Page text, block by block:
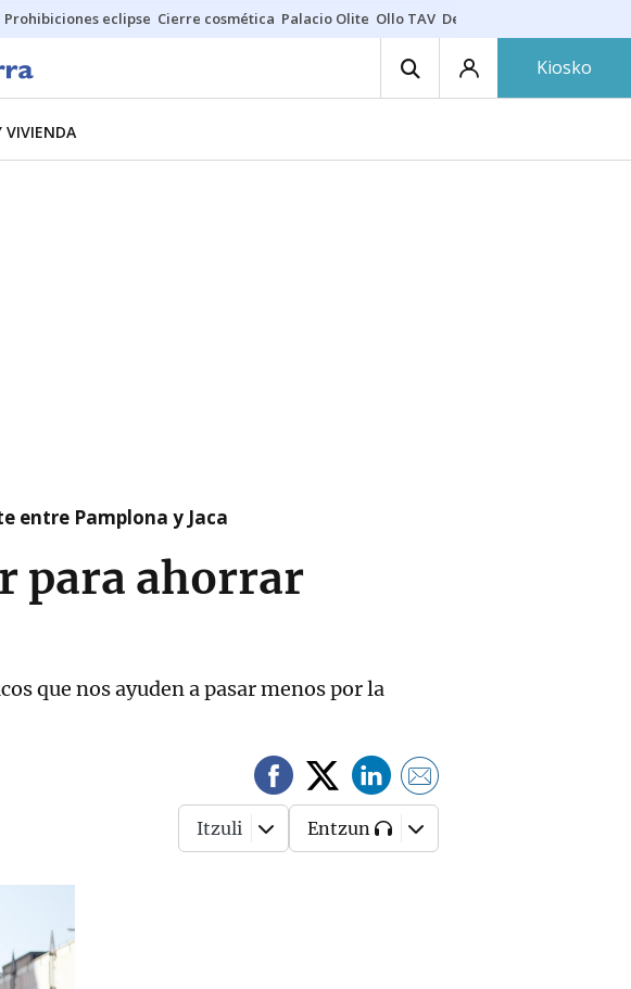
Prohibiciones eclipse Cierre cosmética Palacio Olite Ollo TAV Derrama vecinos
Kiosko
VIVIENDA
entre Pamplona y Jaca
para ahorrar
que nos ayuden a pasar menos por la
Itzuli Entzun